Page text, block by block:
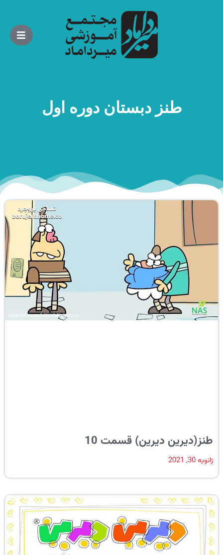
طنز دبستان دوره اول
طنز(دیرین دیرین) قسمت 10
ژانویه 30, 2021